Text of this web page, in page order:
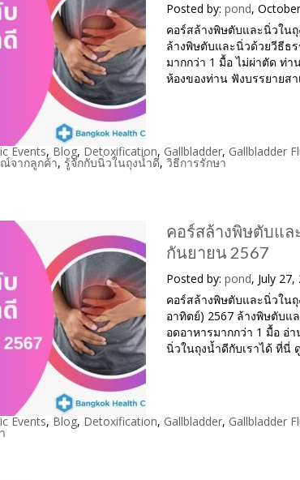
Posted by: pond,
คอร์สล้างพิษตับและนิ่วในถุ
ล้างพิษตับและนิ่วด้วยวีธีธ
มากกว่า 1 มื้อ ไม่ผ่าตัด ท่
ห้องของท่าน ฟังบรรยายส
Events, Blog, Detoxification, Gallbladder, Gallbladder
จากลูกค้า, รู้จักกับนิ่วในถุงน้ำดี, วิธีการรักษา
คอร์สล้างพิษตับแล
กันยายน 2567
Posted by: pond, July 27,
คอร์สล้างพิษตับและนิ่วใน
อาทิตย์) 2567 ล้างพิษตับแ
อดอาหารมากกว่า 1 มื้อ อ่
นิ่วในถุงน้ำดีกับเราได้ ที่นี่
Events, Blog, Detoxification, Gallbladder, Gallbladder